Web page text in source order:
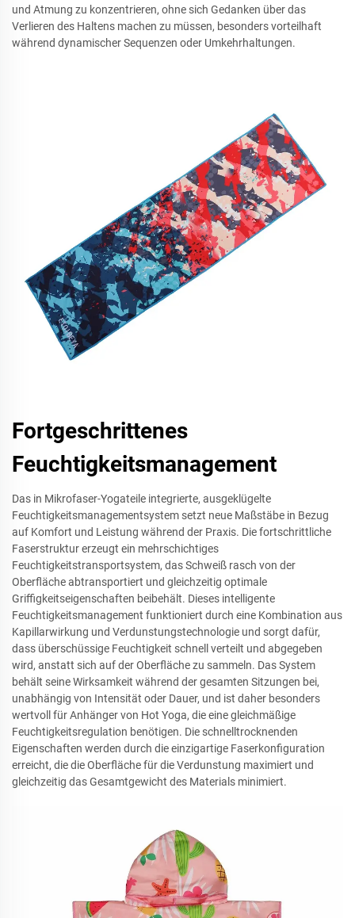
und Atmung zu konzentrieren, ohne sich Gedanken über das
Verlieren des Haltens machen zu müssen, besonders vorteilhaft
während dynamischer Sequenzen oder Umkehrhaltungen.
Fortgeschrittenes
Feuchtigkeitsmanagement
Das in Mikrofaser-Yogateile integrierte, ausgeklügelte
Feuchtigkeitsmanagementsystem setzt neue Maßstäbe in Bezug
auf Komfort und Leistung während der Praxis. Die fortschrittliche
Faserstruktur erzeugt ein mehrschichtiges
Feuchtigkeitstransportsystem, das Schweiß rasch von der
Oberfläche abtransportiert und gleichzeitig optimale
Griffigkeitseigenschaften beibehält. Dieses intelligente
Feuchtigkeitsmanagement funktioniert durch eine Kombination aus
Kapillarwirkung und Verdunstungstechnologie und sorgt dafür,
dass überschüssige Feuchtigkeit schnell verteilt und abgegeben
wird, anstatt sich auf der Oberfläche zu sammeln. Das System
behält seine Wirksamkeit während der gesamten Sitzungen bei,
unabhängig von Intensität oder Dauer, und ist daher besonders
wertvoll für Anhänger von Hot Yoga, die eine gleichmäßige
Feuchtigkeitsregulation benötigen. Die schnelltrocknenden
Eigenschaften werden durch die einzigartige Faserkonfiguration
erreicht, die die Oberfläche für die Verdunstung maximiert und
gleichzeitig das Gesamtgewicht des Materials minimiert.